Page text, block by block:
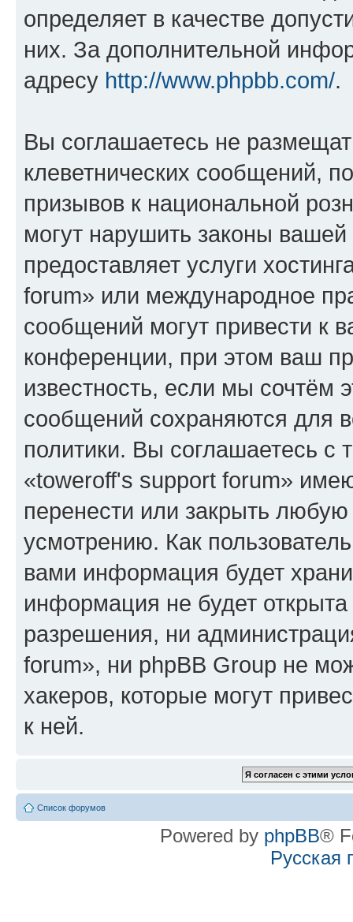
определяет в качестве
них. За дополнительной
адресу http://www.phpbb.com/.
Вы соглашаетесь не
клеветнических сообщений,
призывов к национальной
могут нарушить законы
предоставляет услуги
forum» или международное
сообщений могут привести к
конференции, при этом ваш
известность, если мы сочтём
сообщений сохраняются для
политики. Вы соглашаетесь
«toweroff's support forum»
перенести или закрыть
усмотрению. Как
вами информация будет
информация не будет
разрешения, ни
forum», ни phpBB Group не
хакеров, которые могут
к ней.
Список форумов
Powered by phpBB®
Русская